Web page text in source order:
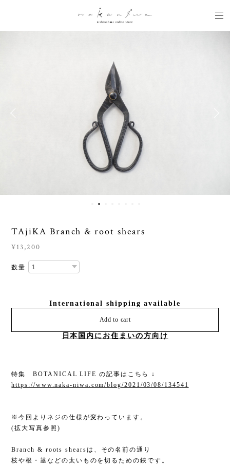
TAjiKA Branch & root shears
¥13,200
数量
International shipping available
Add to cart
日本国内にお住まいの方向け
特集 BOTANICAL LIFE の記事はこちら ↓
https://www.naka-niwa.com/blog/2021/03/08/134541
※今回よりネジの仕様が変わっています。
(拡大写真参照)
Branch & roots shearsは、その名前の通り
枝や根・茎などの太いものを切るための鋏です。